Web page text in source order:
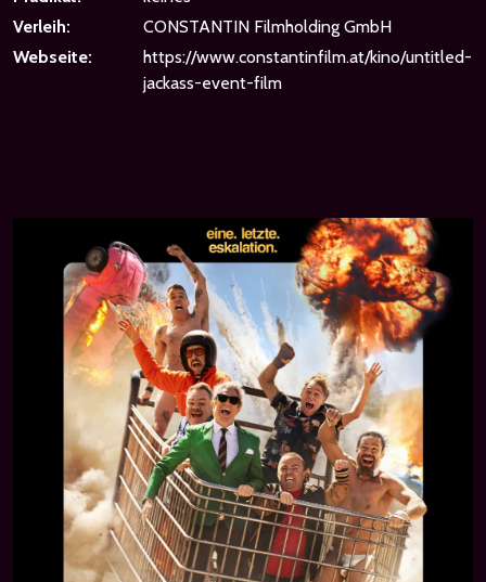
Verleih:
CONSTANTIN Filmholding GmbH
Webseite:
https://www.constantinfilm.at/kino/untitled-
jackass-event-film